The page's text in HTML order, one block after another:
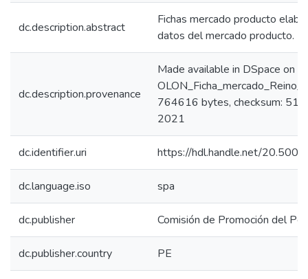
dc.description.abstract
Fichas mercado producto
datos del mercado producto.
dc.description.provenance
Made available in DSpace on
764616 bytes, checksum:
2021
dc.identifier.uri https://hdl.handle.net/
dc.language.iso spa
dc.publisher Comisión de Promoción del
dc.publisher.country PE